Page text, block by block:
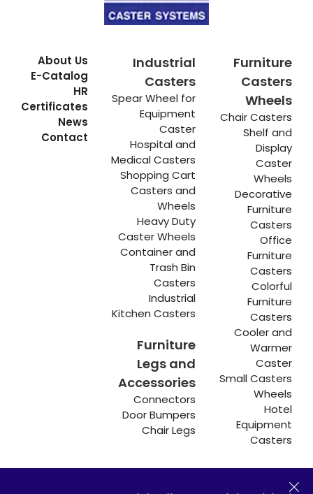
Furniture
Casters
Wheels
Chair Casters
Shelf and
Display
Caster
Wheels
Decorative
Furniture
Casters
Office
Furniture
Casters
Colorful
Furniture
Casters
Cooler and
Warmer
Caster
Small Casters
Wheels
Hotel
Equipment
Casters
Industrial
Casters
Spear Wheel for
Equipment
Caster
Hospital and
Medical Casters
Shopping Cart
Casters and
Wheels
Heavy Duty
Caster Wheels
Container and
Trash Bin
Casters
Industrial
Kitchen Casters
Furniture
Legs and
Accessories
Connectors
Door Bumpers
Chair Legs
About Us
E-Catalog
HR
Certificates
News
Contact